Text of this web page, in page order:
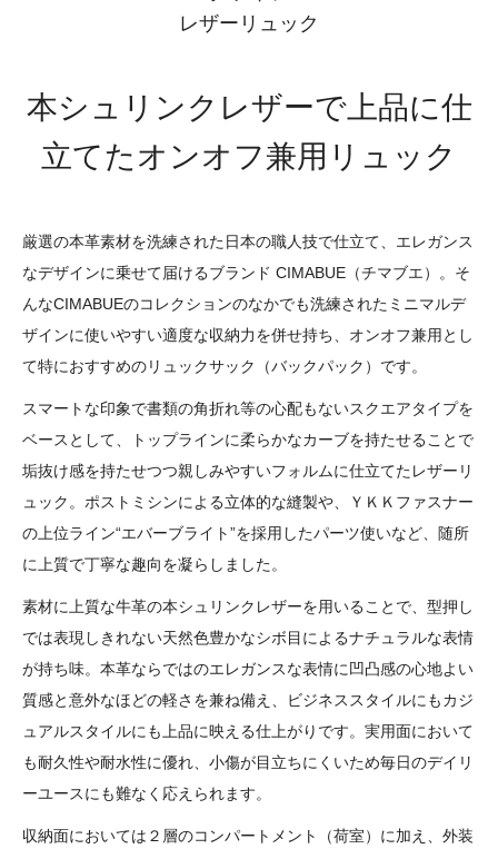
レザーリュック
本シュリンクレザーで上品に仕
立てたオンオフ兼用リュック
厳選の本革素材を洗練された日本の職人技で仕立て、エレガンス
なデザインに乗せて届けるブランド CIMABUE（チマブエ）。そ
んなCIMABUEのコレクションのなかでも洗練されたミニマルデ
ザインに使いやすい適度な収納力を併せ持ち、オンオフ兼用とし
て特におすすめのリュックサック（バックパック）です。
スマートな印象で書類の角折れ等の心配もないスクエアタイプを
ベースとして、トップラインに柔らかなカーブを持たせることで
垢抜け感を持たせつつ親しみやすいフォルムに仕立てたレザーリ
ュック。ポストミシンによる立体的な縫製や、ＹＫＫファスナー
の上位ライン“エバーブライト”を採用したパーツ使いなど、随所
に上質で丁寧な趣向を凝らしました。
素材に上質な牛革の本シュリンクレザーを用いることで、型押し
では表現しきれない天然色豊かなシボ目によるナチュラルな表情
が持ち味。本革ならではのエレガンスな表情に凹凸感の心地よい
質感と意外なほどの軽さを兼ね備え、ビジネススタイルにもカジ
ュアルスタイルにも上品に映える仕上がりです。実用面において
も耐久性や耐水性に優れ、小傷が目立ちにくいため毎日のデイリ
ーユースにも難なく応えられます。
収納面においては２層のコンパートメント（荷室）に加え、外装